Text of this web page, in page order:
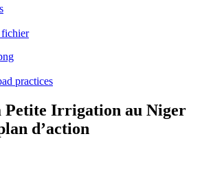
fichier
Petite Irrigation au Niger
d’action